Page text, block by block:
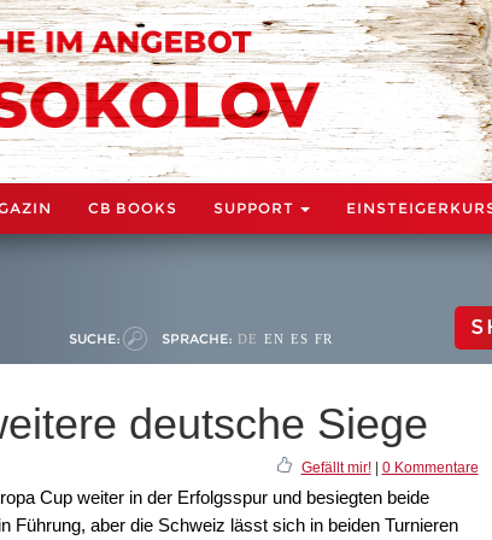
CB BOOKS SUPPORT
SUCHE: SPRACHE: DE EN ES FR
deutsche Siege
Gefällt mir!| 0 Kommentare
Cup weiter in der Erfolgsspur und besiegten beide
Führung, aber die Schweiz lässt sich in beiden Turnieren